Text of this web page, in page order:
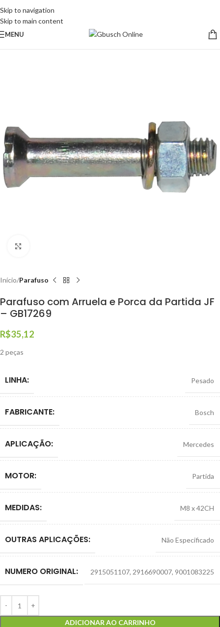
Skip to navigation
Skip to main content
MENU
Início Parafuso
Parafuso com Arruela e Porca da Partida JF
– GB17269
R$35,12
2 peças
LINHA: Pesado
FABRICANTE: Bosch
APLICAÇÃO: Mercedes
MOTOR: Partida
MEDIDAS: M8 x 42CH
OUTRAS APLICAÇÕES: Não Especificado
NUMERO ORIGINAL: 2915051107, 2916690007, 9001083225
ADICIONAR AO CARRINHO